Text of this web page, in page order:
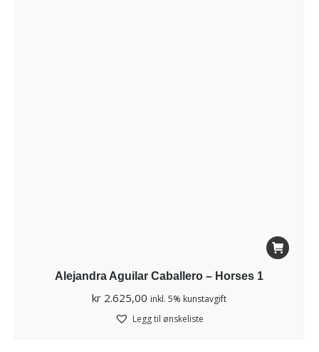
Alejandra Aguilar Caballero – Horses 1
kr 2.625,00 inkl. 5% kunstavgift
Legg til ønskeliste